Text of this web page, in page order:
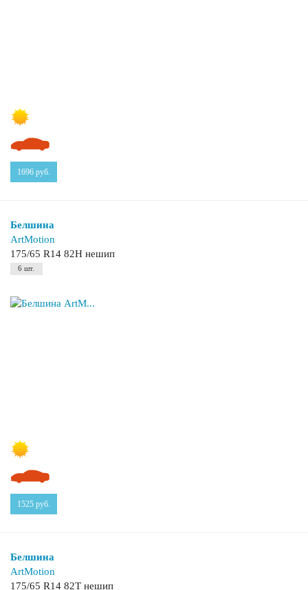
1696 руб.
Белшина
ArtMotion
175/65 R14 82H нешип
6 шт.
1525 руб.
Белшина
ArtMotion
175/65 R14 82T нешип